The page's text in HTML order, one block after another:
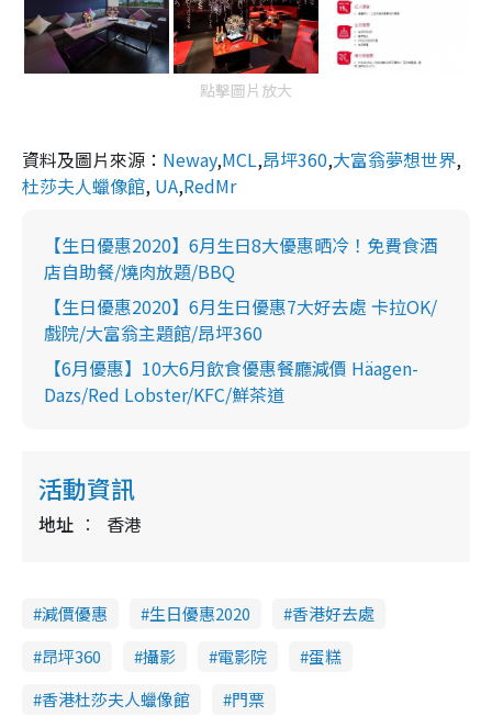
點擊圖片放大
資料及圖片來源： Neway,MCL,昂坪360,大富翁夢想世界,
杜莎夫人蠟像館, UA,RedMr
【生日優惠2020】6月生日8大優惠晒冷！免費食酒
店自助餐/燒肉放題/BBQ
【生日優惠2020】6月生日優惠7大好去處 卡拉OK/
戲院/大富翁主題館/昂坪360
【6月優惠】10大6月飲食優惠餐廳減價 Häagen-
Dazs/Red Lobster/KFC/鮮茶道
活動資訊
地址 香港
減價優惠 生日優惠2020
香港好去處
昂坪360
攝影 電影院
蛋糕
香港杜莎夫人蠟像館
門票